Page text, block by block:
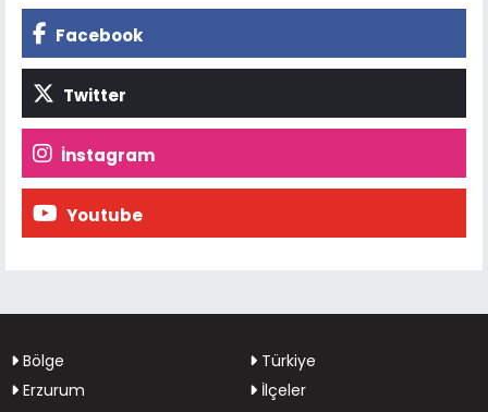
Facebook
Twitter
İnstagram
Youtube
Bölge
Türkiye
Erzurum
İlçeler